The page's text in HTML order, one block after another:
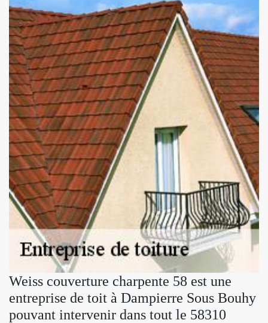
Weiss couverture charpente 58 est une
entreprise de toit à Dampierre Sous Bouhy
pouvant intervenir dans tout le 58310